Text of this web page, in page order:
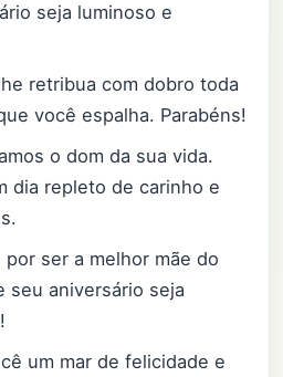
seja luminoso e
retribua com dobro toda
você espalha. Parabéns!
o dom da sua vida.
dia repleto de carinho e
por ser a melhor mãe do
seu aniversário seja
um mar de felicidade e